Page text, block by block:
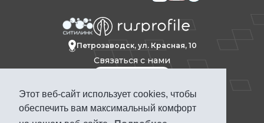
Этот веб-сайт использует cookies, чтобы
обеспечить вам максимальный комфорт
Петрозаводск, ул. Красная, 10
Связаться с нами
Политика конфиденциальности